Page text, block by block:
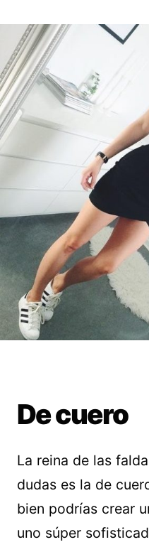
De cuero
La reina de las
dudas es la de
bien podrías crear
uno súper